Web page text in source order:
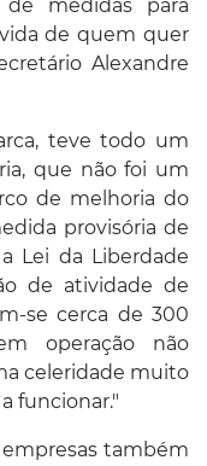
medidas para
de quem quer
Alexandre
teve todo um
que não foi um
de melhoria do
provisória de
Lei da Liberdade
de atividade de
se cerca de 300
operação não
celeridade muito
funcionar."
também